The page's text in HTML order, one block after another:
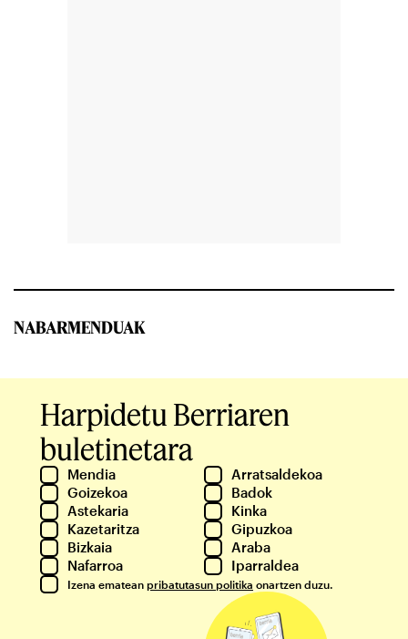
NABARMENDUAK
Harpidetu Berriaren
buletinetara
Mendia
Arratsaldekoa
Goizekoa
Badok
Astekaria
Kinka
Kazetaritza
Gipuzkoa
Bizkaia
Araba
Nafarroa
Iparraldea
Izena ematean pribatutasun politika onartzen duzu.